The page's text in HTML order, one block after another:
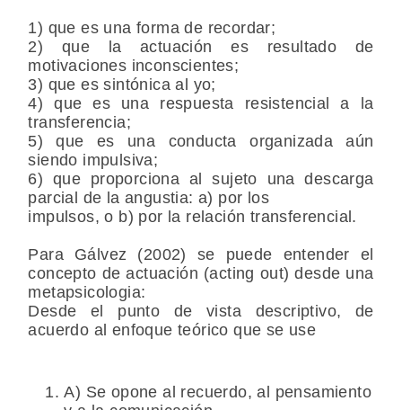
1) que es una forma de recordar;
2) que la actuación es resultado de
motivaciones inconscientes;
3) que es sintónica al yo;
4) que es una respuesta resistencial a la
transferencia;
5) que es una conducta organizada aún
siendo impulsiva;
6) que proporciona al sujeto una descarga
parcial de la angustia: a) por los
impulsos, o b) por la relación transferencial.
Para Gálvez (2002) se puede entender el
concepto de actuación (acting out) desde una
metapsicologia:
Desde el punto de vista descriptivo, de
acuerdo al enfoque teórico que se use
A) Se opone al recuerdo, al pensamiento